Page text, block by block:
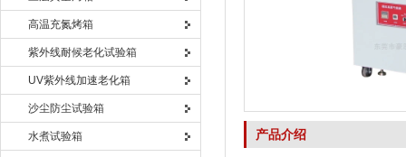
高温充氮烤箱
紫外线耐候老化试验箱
UV紫外线加速老化箱
沙尘防尘试验箱
水煮试验箱 产品介绍